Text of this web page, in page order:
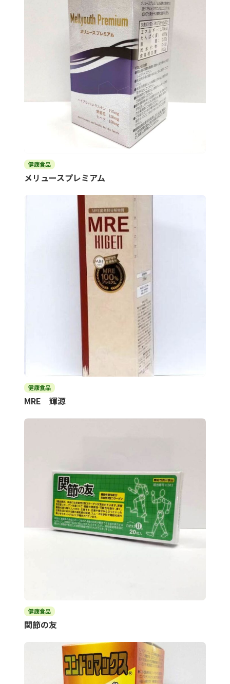
健康食品
メリュースプレミアム
健康食品
MRE 輝源
健康食品
関節の友